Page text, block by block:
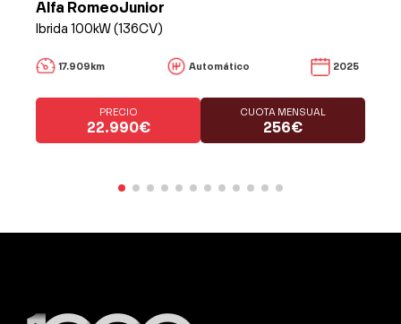
Alfa RomeoJunior
Ibrida 100kW (136CV)
17.909km Automático 2025
PRECIO
22.990€
CUOTA MENSUAL
256€